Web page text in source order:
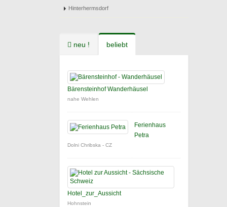
Hinterhermsdorf
neu ! beliebt
Bärensteinhof Wanderhäusel
nahe Wehlen
Ferienhaus
Petra
Dolni Chribska - CZ
Hotel_zur_Aussicht
Hohnstein